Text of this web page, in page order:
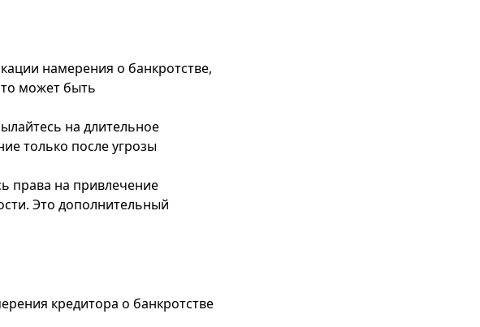
намерения о банкротстве,
может быть
на длительное
только после угрозы
права на привлечение
Это дополнительный
кредитора о банкротстве